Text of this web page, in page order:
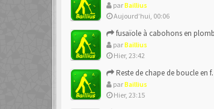
parBaillius
Aujourd’hui, 00:06
fusaïole à cabohons en plomb
parBaillius
Hier, 23:42
Reste de chape de boucle en forme de ??
parBaillius
Hier, 23:15